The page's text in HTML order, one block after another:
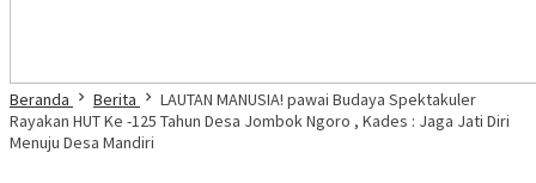
Beranda Berita
LAUTAN MANUSIA! pawai Budaya Spektakuler
Rayakan HUT Ke -125 Tahun Desa Jombok Ngoro , Kades : Jaga Jati Diri
Menuju Desa Mandiri